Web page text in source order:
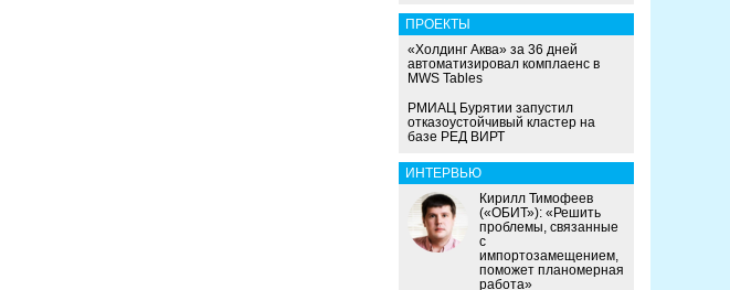
ПРОЕКТЫ
«Холдинг Аква» за 36 дней
автоматизировал комплаенс в
MWS Tables
РМИАЦ Бурятии запустил
отказоустойчивый кластер на
базе РЕД ВИРТ
ИНТЕРВЬЮ
Кирилл Тимофеев
(«ОБИТ»): «Решить
проблемы, связанные
с
импортозамещением,
поможет планомерная
работа»